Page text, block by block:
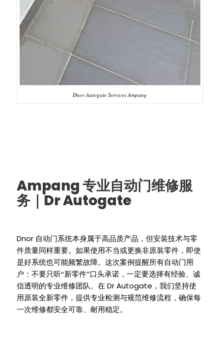
Dnor Autogate Services Ampang
Ampang 专业自动门维修服
务｜ Dr Autogate
Dnor 自动门系统本身属于高品质产品，但安装技术与零
件质量同样重要。如果使用不当或更换非原装零件，即使
是好系统也可能频繁故障。这次案例提醒所有自动门用
户：不要只听“新零件”口头承诺，一定要选择有经验、诚
信透明的专业维修团队。在 Dr Autogate ，我们坚持使
用原装全新零件，提供专业检测与规范维修流程，确保每
一次维修都安全可靠、耐用稳定。